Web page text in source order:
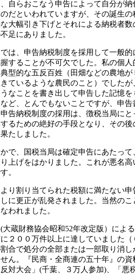
自らおこなう申告によって自分が
だといわれていますが、その誕生
大幅引き下げとそれによる納税者
足にありました。
は、申告納税制度を採用して一般
することが不可欠でした。私の個
型的な五反百姓（田畑などの農地
ているような農民のこと）でした
なことを書き出して申告した記憶
ど、とんでもないことですが、申
告納税制度の採用は、徴税当局に
るための絶好の手段となり、その
たしました。
で、国税当局は確定申告にあたっ
上げをはかりました。これが悪名
。
り割り当てられた税額に満たない
に更正が乱発されました。当然の
われました。
蔵財務協会昭和52年改定版）によ
２００万件以上に達していました
合で処分の全部または一部取り消
ん。『民商・全商連の五十年』の
対大会」(千葉、３万人参加)、「悪